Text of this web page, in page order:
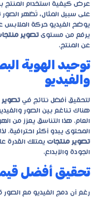
عرض كيفية استخدام
على سبيل المثال، تُظهر
يوضح الفيديو حركة الملابس
يرفع من مستوى تصوير
عن المنتج.
توحيد الهوية
والفيديو
لتحقيق أفضل نتائج في تصوير
هناك تناغم بين الصور
العام. هذا التناسق يعزز من
المحتوى يبدو أكثر احترافية.
تصوير منتجات يمتلك القدرة
الجودة والإبداع.
تحقيق أفضل
رغم أن دمج الفيديو مع الصور